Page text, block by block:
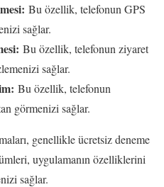
Bu özellik, telefonun GPS
sağlar.
Bu özellik, telefonun ziyaret
sağlar.
Bu özellik, telefonun
görmenizi sağlar.
genellikle ücretsiz deneme
uygulamanın özelliklerini
sağlar.